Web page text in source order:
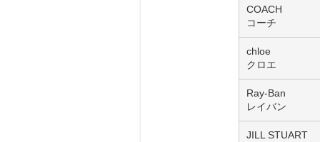
COACH
コーチ
chloe
クロエ
Ray-Ban
レイバン
JILL STUART